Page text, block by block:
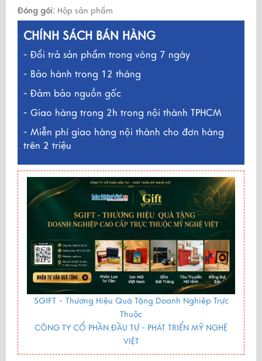
Đóng gói: Hộp sản phẩm
CHÍNH SÁCH BÁN HÀNG
- Đổi trả sản phẩm trong vòng 7 ngày
- Bảo hành trong 12 tháng
- Đảm bảo nguồn gốc
- Giao hàng trong 2h trong nội thành TPHCM
- Miễn phí giao hàng nội thành cho đơn hàng
trên 2 triệu
SGIFT - Thương Hiệu Quà Tặng Doanh Nghiệp Trực
Thuộc
CÔNG TY CỔ PHẦN ĐẦU TƯ - PHÁT TRIỂN MỸ NGHỆ
VIỆT